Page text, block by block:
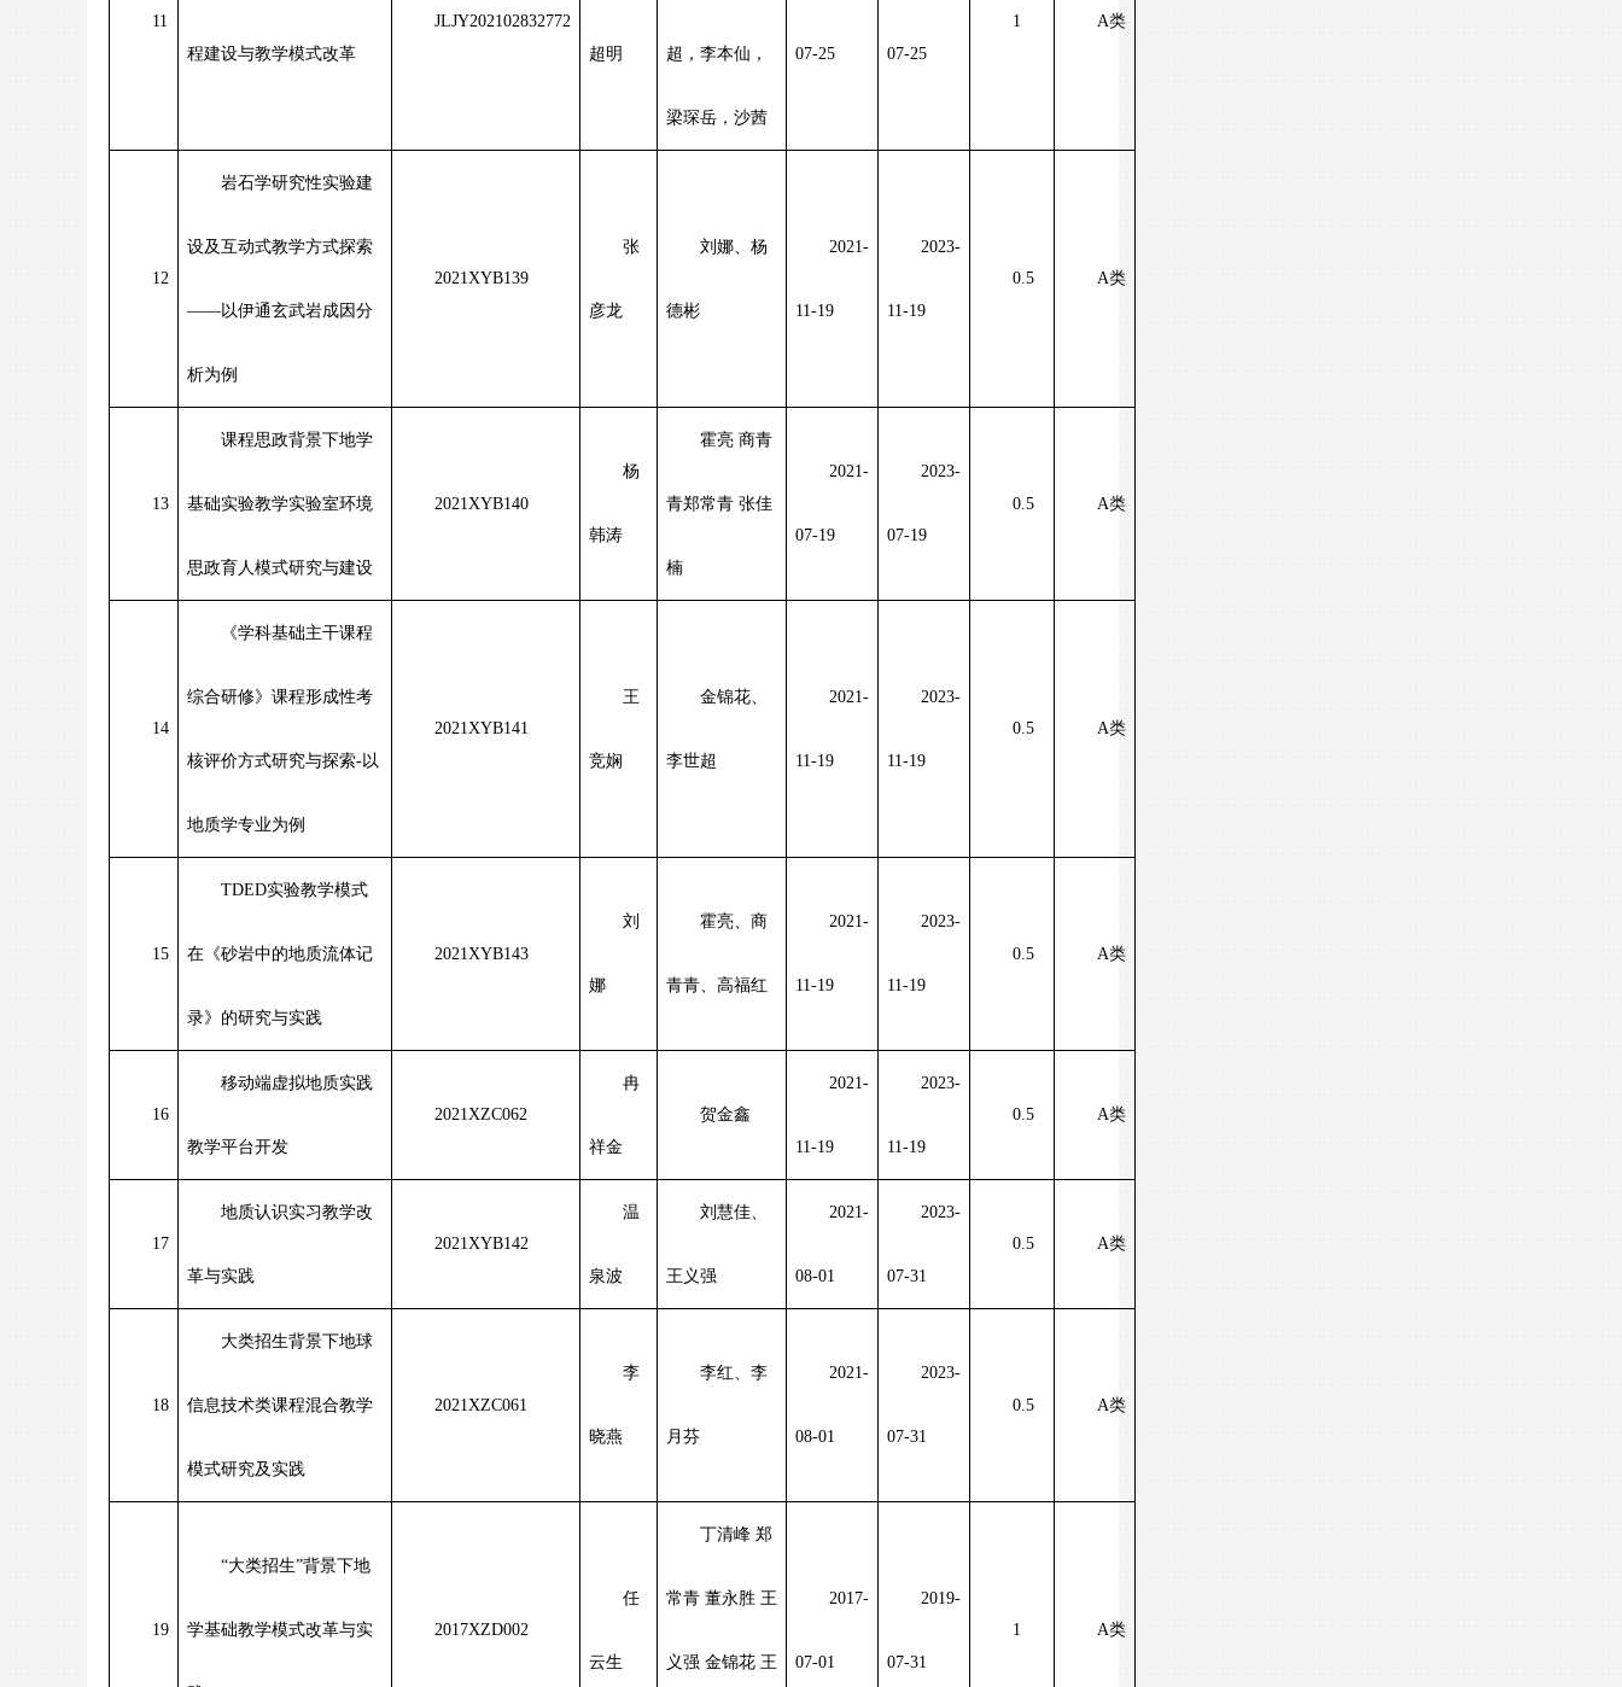
11
程建设与教学模式改革
JLJY202102832772
超明 超，李本仙，
梁琛岳，沙茜
07-25 07-25
1 A类
12
岩石学研究性实验建
设及互动式教学方式探索
——以伊通玄武岩成因分
析为例
2021XYB139
张
彦龙
刘娜、杨
德彬
2021-
11-19
2023-
11-19
0.5 A类
13
课程思政背景下地学
基础实验教学实验室环境
思政育人模式研究与建设
2021XYB140
杨
韩涛
霍亮 商青
青郑常青 张佳
楠
2021-
07-19
2023-
07-19
0.5 A类
14
《学科基础主干课程
综合研修》课程形成性考
核评价方式研究与探索-以
地质学专业为例
2021XYB141
王
竞娴
金锦花、
李世超
2021-
11-19
2023-
11-19
0.5 A类
15
TDED实验教学模式
在《砂岩中的地质流体记
录》的研究与实践
2021XYB143
刘
娜
霍亮、商
青青、高福红
2021-
11-19
2023-
11-19
0.5 A类
16
移动端虚拟地质实践
教学平台开发
2021XZC062
冉
祥金
贺金鑫
2021-
11-19
2023-
11-19
0.5 A类
17
地质认识实习教学改
革与实践
2021XYB142
温
泉波
刘慧佳、
王义强
2021-
08-01
2023-
07-31
0.5 A类
18
大类招生背景下地球
信息技术类课程混合教学
模式研究及实践
2021XZC061
李
晓燕
李红、李
月芬
2021-
08-01
2023-
07-31
0.5 A类
19
“大类招生”背景下地
学基础教学模式改革与实 2017XZD002
任
云生
丁清峰 郑
常青 董永胜 王
义强 金锦花 王
2017-
07-01
2019-
07-31
1 A类